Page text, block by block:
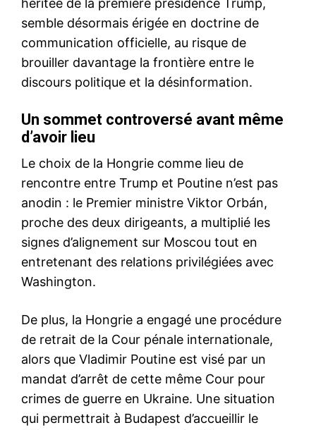
héritée de la première présidence Trump,
semble désormais érigée en doctrine de
communication officielle, au risque de
brouiller davantage la frontière entre le
discours politique et la désinformation.
Un sommet controversé avant même
d’avoir lieu
Le choix de la Hongrie comme lieu de
rencontre entre Trump et Poutine n’est pas
anodin : le Premier ministre Viktor Orbán,
proche des deux dirigeants, a multiplié les
signes d’alignement sur Moscou tout en
entretenant des relations privilégiées avec
Washington.
De plus, la Hongrie a engagé une procédure
de retrait de la Cour pénale internationale,
alors que Vladimir Poutine est visé par un
mandat d’arrêt de cette même Cour pour
crimes de guerre en Ukraine. Une situation
qui permettrait à Budapest d’accueillir le